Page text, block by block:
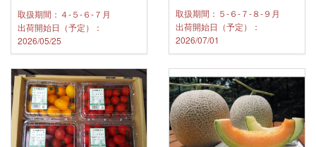
取扱期間：４-５-６-７月
出荷開始日（予定）：
2026/05/25
取扱期間：５-６-７-８-９月
出荷開始日（予定）：
2026/07/01